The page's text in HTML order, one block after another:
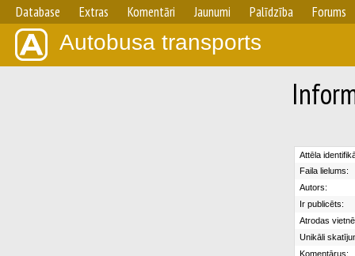
Database Extras Komentāri Jaunumi Palīdzība Forums
Autobusa transports
Attēla
Faila lielums:
Autors:
Ir publicēts:
Atrodas
Unikāli
Komentārus: